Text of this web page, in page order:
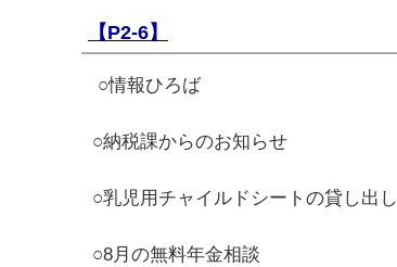
【P2-6】
○情報ひろば
○納税課からのお知らせ
○乳児用チャイルドシートの貸し出し
○8月の無料年金相談